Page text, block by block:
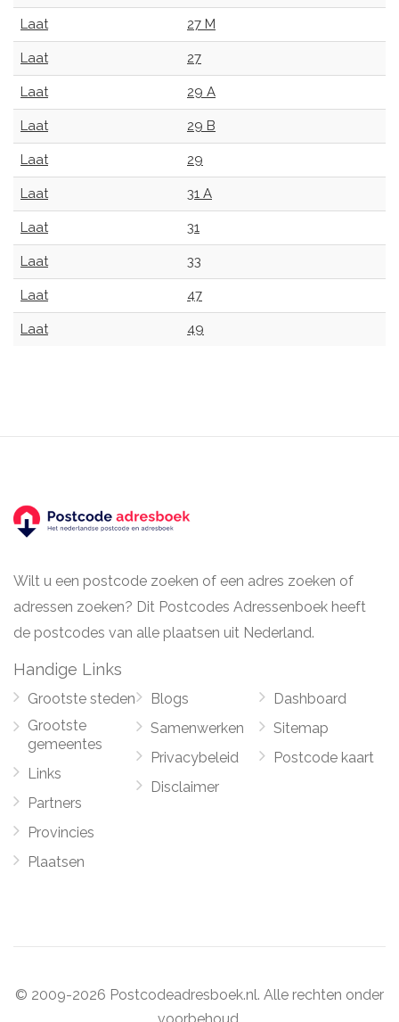
Laat 27 M
Laat 27
Laat 29 A
Laat 29 B
Laat 29
Laat 31 A
Laat 31
Laat 33
Laat 47
Laat 49
Wilt u een postcode zoeken of een adres zoeken of
adressen zoeken? Dit Postcodes Adressenboek heeft
de postcodes van alle plaatsen uit Nederland.
Handige Links
Grootste steden
Grootste
gemeentes
Links
Partners
Provincies
Plaatsen
Blogs
Samenwerken
Privacybeleid
Disclaimer
Dashboard
Sitemap
Postcode kaart
© 2009-2026 Postcodeadresboek.nl. Alle rechten onder